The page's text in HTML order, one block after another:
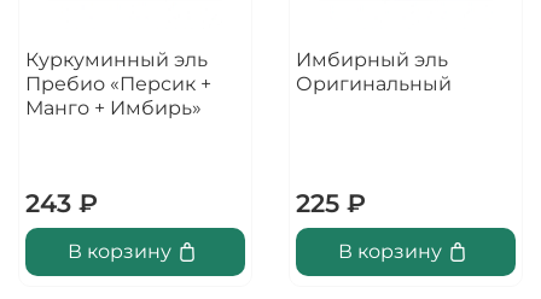
Куркуминный эль
Пребио «Персик +
Манго + Имбирь»
243 ₽
В корзину
Имбирный эль
Оригинальный
225 ₽
В корзину